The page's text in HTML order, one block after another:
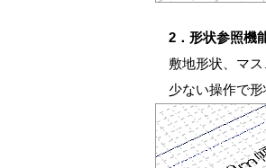
2．形状参照機
敷地形状、マ
少ない操作で形